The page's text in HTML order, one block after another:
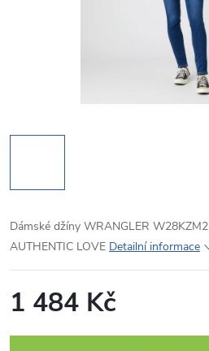
Dámské džíny WRANGLER
AUTHENTIC LOVE Detailní informace
1 484 Kč